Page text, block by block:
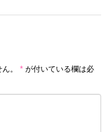
。 * が付いている欄は必